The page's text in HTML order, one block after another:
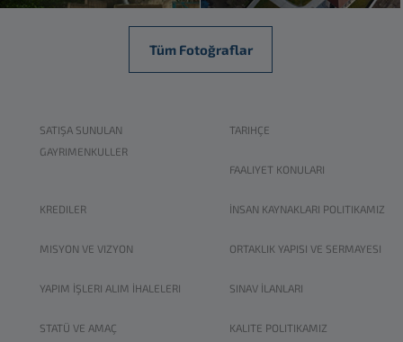
Tüm Fotoğraflar
SATIŞA SUNULAN
GAYRIMENKULLER
TARIHÇE
FAALIYET KONULARI
KREDILER İNSAN KAYNAKLARI POLITIKAMIZ
MISYON VE VIZYON ORTAKLIK YAPISI VE SERMAYESI
YAPIM İŞLERI ALIM İHALELERI SINAV İLANLARI
STATÜ VE AMAÇ KALITE POLITIKAMIZ